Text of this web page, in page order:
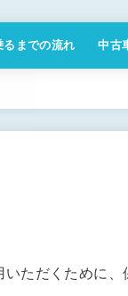
るまでの流れ 中古
ただくために